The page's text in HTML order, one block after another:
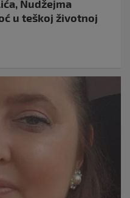
Nudžejma
u teškoj životnoj